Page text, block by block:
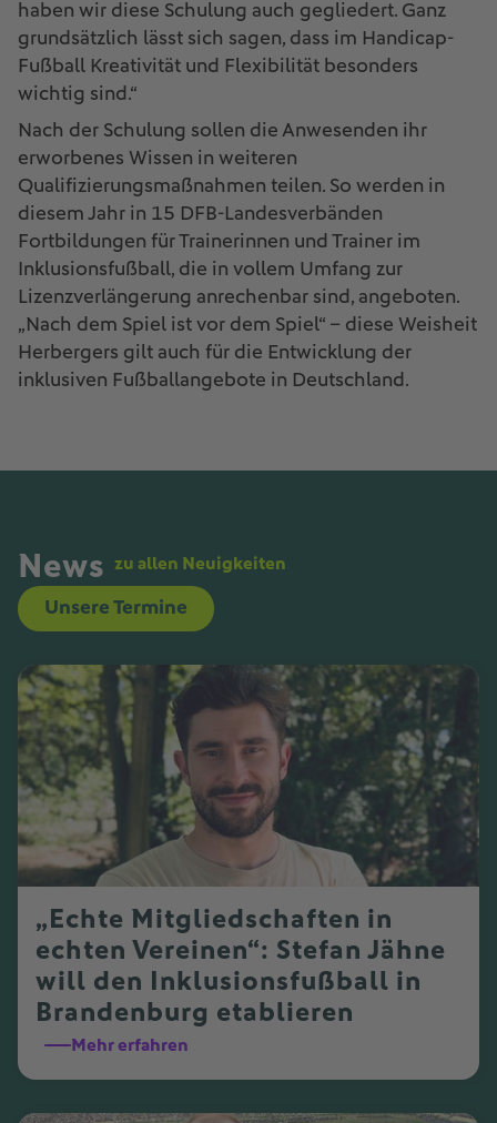
haben wir diese Schulung auch gegliedert. Ganz
grundsätzlich lässt sich sagen, dass im Handicap-
Fußball Kreativität und Flexibilität besonders
wichtig sind.“
Nach der Schulung sollen die Anwesenden ihr
erworbenes Wissen in weiteren
Qualifizierungsmaßnahmen teilen. So werden in
diesem Jahr in 15 DFB-Landesverbänden
Fortbildungen für Trainerinnen und Trainer im
Inklusionsfußball, die in vollem Umfang zur
Lizenzverlängerung anrechenbar sind, angeboten.
„Nach dem Spiel ist vor dem Spiel“ – diese Weisheit
Herbergers gilt auch für die Entwicklung der
inklusiven Fußballangebote in Deutschland.
News zu allen Neuigkeiten
Unsere Termine
„Echte Mitgliedschaften in
echten Vereinen“: Stefan Jähne
will den Inklusionsfußball in
Brandenburg etablieren
Mehr erfahren